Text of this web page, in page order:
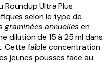
Roundup Ultra Plus
selon le type de
graminées annuellesen
dilution de 15 à 25 ml dans
Cette faible concentration
jeunes pousses face au